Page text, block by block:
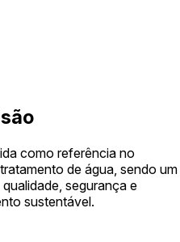
como referência no
de água, sendo um
segurança e
sustentável.